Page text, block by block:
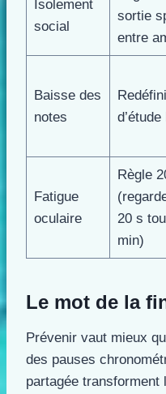
Isolement
social
sortie
entre
Baisse des
notes
Fatigue
oculaire
Règle
20 s
min)
Le mot de la
Prévenir vaut mieux
des pauses
partagée transforment